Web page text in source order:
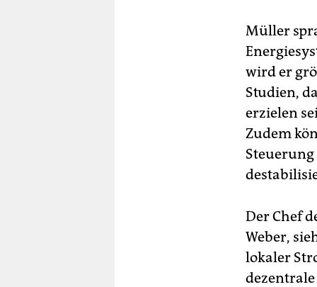
Müller
wird er
Studien,
erzielen
Zudem
Der Chef
Weber,
lokaler